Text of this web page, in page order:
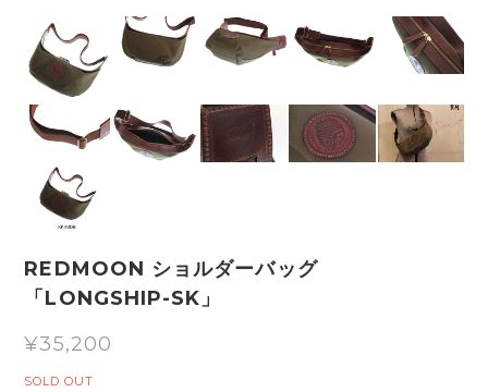
REDMOON ショルダーバッグ
「LONGSHIP-SK」
¥35,200
SOLD OUT